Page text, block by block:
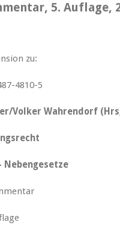
5. Auflage,
zu:
Volker Wahrendorf
Nebengesetze